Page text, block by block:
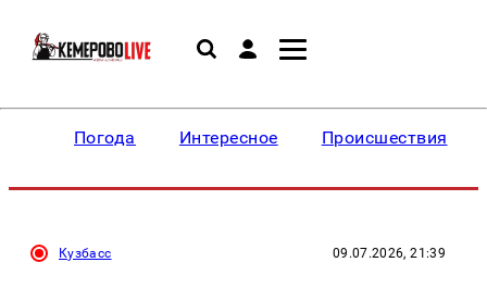
Погода Интересное Происшествия
Кузбасс 09.07.2026, 21:39